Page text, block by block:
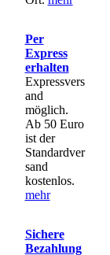
Per
Express
erhalten
Expressvers
and
möglich.
Ab 50 Euro
ist der
Standardver
sand
kostenlos.
mehr
Sichere
Bezahlung